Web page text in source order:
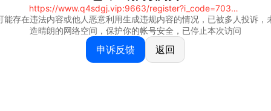
https://www.q4sdgj.vip:9663/register?i_code=70328081
能存在违法内容或他人恶意利用生成违规内容的情况，已被多人投诉，
造晴朗的网络空间，保护你的帐号安全，已停止本次访问
申诉反馈 返回